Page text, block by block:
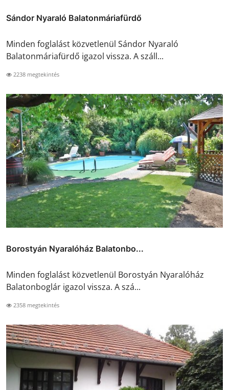
Sándor Nyaraló Balatonmáriafürdő
Minden foglalást közvetlenül Sándor Nyaraló
Balatonmáriafürdő igazol vissza. A száll...
2238 megtekintés
Borostyán Nyaralóház Balatonbo...
Minden foglalást közvetlenül Borostyán Nyaralóház
Balatonboglár igazol vissza. A szá...
2358 megtekintés